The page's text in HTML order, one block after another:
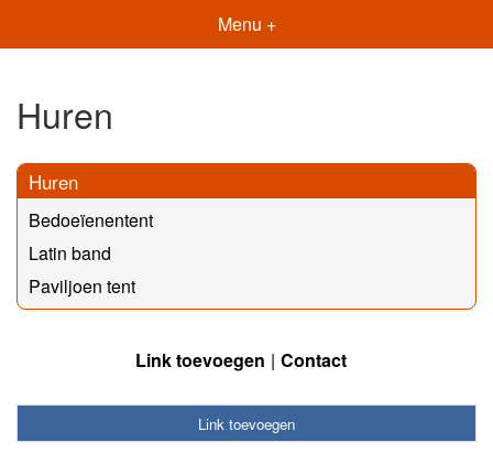
Menu +
Huren
Huren
Bedoeïenentent
Latin band
Paviljoen tent
Link toevoegen Contact
Link toevoegen